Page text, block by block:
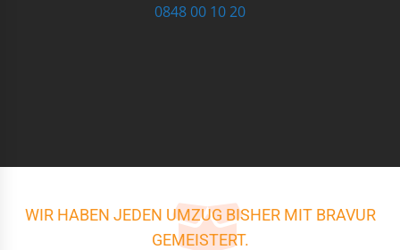
0848 00 10 20
WIR HABEN JEDEN UMZUG BISHER MIT BRAVUR
GEMEISTERT.